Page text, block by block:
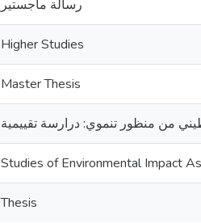
رسالة ماجستير
Higher Studies
Master Thesis
من منظور تنموي: درارسة تقييمية
Studies of Environmental Impact
Thesis